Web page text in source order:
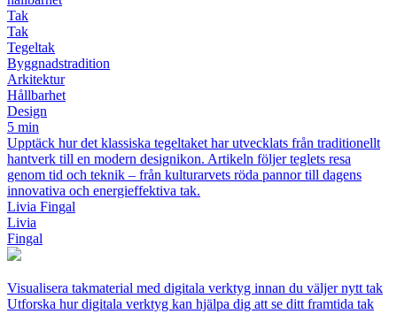
Tak
Tak
Tegeltak
Byggnadstradition
Arkitektur
Hållbarhet
Design
5 min
Upptäck hur det klassiska tegeltaket har utvecklats från traditionellt
hantverk till en modern designikon. Artikeln följer teglets resa
genom tid och teknik – från kulturarvets röda pannor till dagens
innovativa och energieffektiva tak.
Livia Fingal
Livia
Fingal
Visualisera takmaterial med digitala verktyg innan du väljer nytt tak
Utforska hur digitala verktyg kan hjälpa dig att se ditt framtida tak